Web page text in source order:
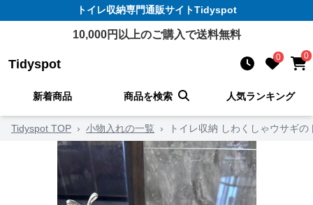
トイレ収納専門通販サイトTidyspot
10,000円以上のご購入で送料無料
Tidyspot 0 0
新着商品 商品を検索 人気ランキング
Tidyspot TOP › 小物入れの一覧 › トイレ収納 しわくしゃウサギの